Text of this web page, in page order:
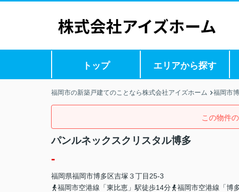
トップ エリアから探す
福岡市の新築戸建てのことなら株式会社アイズホーム 福岡市
この物件
パンルネックスクリスタル博多
-
福岡県福岡市博多区吉塚 ３丁目25-3
福岡市空港線「東比恵」駅徒歩14分
福岡市空港線「博